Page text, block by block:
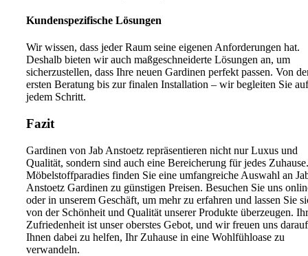
Kundenspezifische Lösungen
Wir wissen, dass jeder Raum seine eigenen Anforderungen hat.
Deshalb bieten wir auch maßgeschneiderte Lösungen an, um
sicherzustellen, dass Ihre neuen Gardinen perfekt passen. Von
ersten Beratung bis zur finalen Installation – wir begleiten Sie auf
jedem Schritt.
Fazit
Gardinen von Jab Anstoetz repräsentieren nicht nur Luxus und
Qualität, sondern sind auch eine Bereicherung für jedes
Möbelstoffparadies finden Sie eine umfangreiche Auswahl an
Anstoetz Gardinen zu günstigen Preisen. Besuchen Sie uns
oder in unserem Geschäft, um mehr zu erfahren und lassen Sie
von der Schönheit und Qualität unserer Produkte überzeugen.
Zufriedenheit ist unser oberstes Gebot, und wir freuen uns
Ihnen dabei zu helfen, Ihr Zuhause in eine Wohlfühloase zu
verwandeln.